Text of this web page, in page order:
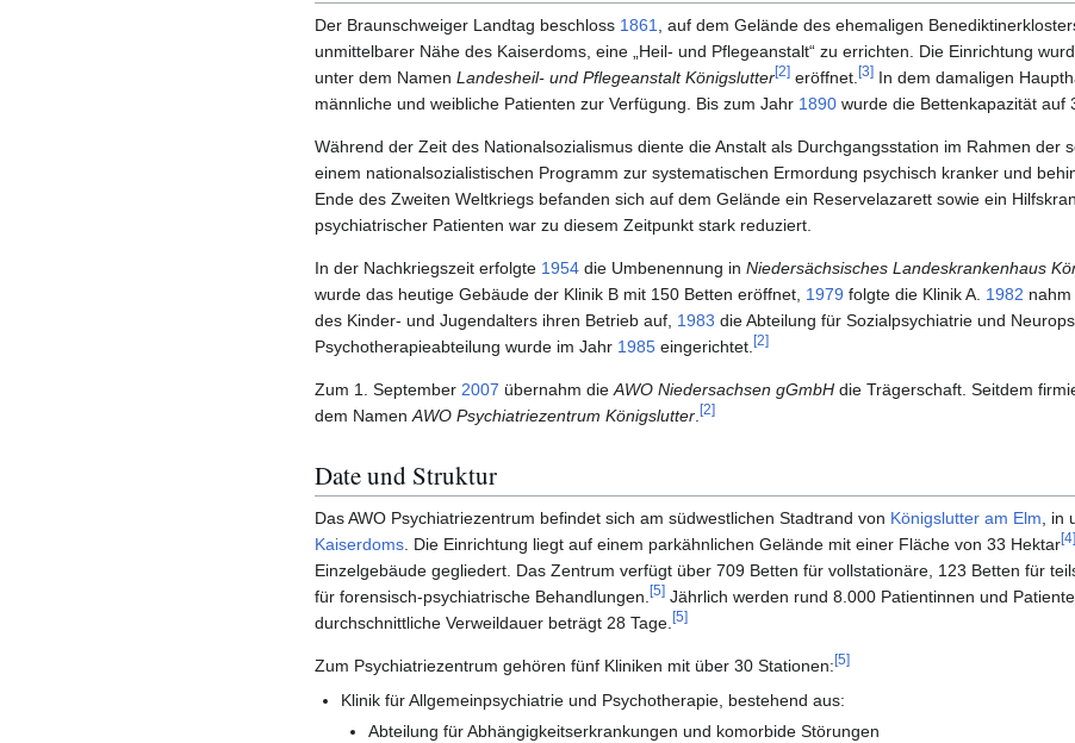
Der Braunschweiger Landtag beschloss 1861
, auf dem Gelände des ehemaligen
unmittelbarer Nähe des Kaiserdoms, eine „Heil- und Pflegeanstalt“ zu errichten. Die Einrichtung
unter dem Namen Landesheil- und Pflegeanstalt Königslutter[2] eröffnet. [3] In dem damaligen
männliche und weibliche Patienten zur Verfügung. Bis zum Jahr 1890 wurde die Bettenkapazität auf
Während der Zeit des Nationalsozialismus diente die Anstalt als Durchgangsstation im Rahmen der
einem nationalsozialistischen Programm zur systematischen Ermordung psychisch kranker und
Ende des Zweiten Weltkriegs befanden sich auf dem Gelände ein Reservelazarett sowie ein
psychiatrischer Patienten war zu diesem Zeitpunkt stark reduziert.
In der Nachkriegszeit erfolgte 1954 die Umbenennung in Niedersächsisches Landeskrankenhaus
wurde das heutige Gebäude der Klinik B mit 150 Betten eröffnet, 1979 folgte die Klinik A. 1982
des Kinder- und Jugendalters ihren Betrieb auf, 1983 die Abteilung für Sozialpsychiatrie und
Psychotherapieabteilung wurde im Jahr 1985 eingerichtet. [2]
Zum 1. September 2007 übernahm die AWO Niedersachsen gGmbH die Trägerschaft. Seitdem
dem Namen AWO Psychiatriezentrum Königslutter [2]
Date und Struktur
Das AWO Psychiatriezentrum befindet sich am südwestlichen Stadtrand von Königslutter am Elm ,
Kaiserdoms . Die Einrichtung liegt auf einem parkähnlichen Gelände mit einer Fläche von 33 Hektar[4]
Einzelgebäude gegliedert. Das Zentrum verfügt über 709 Betten für vollstationäre, 123 Betten für
für forensisch-psychiatrische Behandlungen. [5] Jährlich werden rund 8.000 Patientinnen und
durchschnittliche Verweildauer beträgt 28 Tage. [5]
Zum Psychiatriezentrum gehören fünf Kliniken mit über 30 Stationen: [5]
Klinik für Allgemeinpsychiatrie und Psychotherapie, bestehend aus:
Abteilung für Abhängigkeitserkrankungen und komorbide Störungen